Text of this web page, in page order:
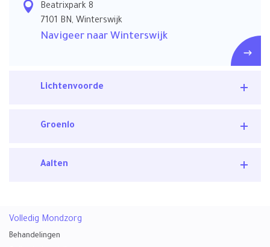
Beatrixpark 8
7101 BN, Winterswijk
Navigeer naar Winterswijk
Lichtenvoorde
Groenlo
Aalten
Volledig Mondzorg
Behandelingen